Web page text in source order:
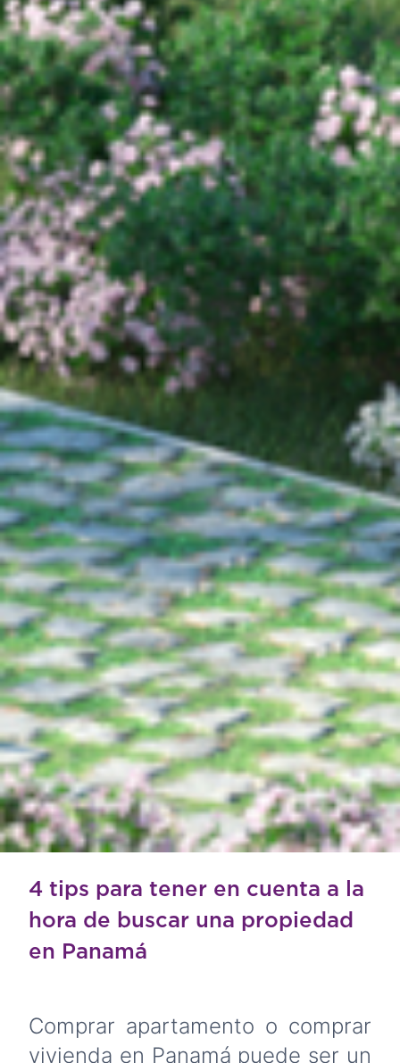
4 tips para tener en cuenta a la
hora de buscar una propiedad
en Panamá
Comprar apartamento o comprar
vivienda en Panamá puede ser un